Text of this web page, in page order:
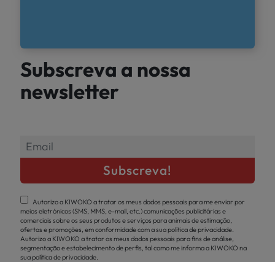
Subscreva a nossa
newsletter
Autorizo a KIWOKO a tratar os meus dados pessoais para me enviar por
meios eletrónicos (SMS, MMS, e-mail, etc.) comunicações publicitárias e
comerciais sobre os seus produtos e serviços para animais de estimação,
ofertas e promoções, em conformidade com a sua política de privacidade.
Autorizo a KIWOKO a tratar os meus dados pessoais para fins de análise,
segmentação e estabelecimento de perfis, tal como me informa a KIWOKO na
sua política de privacidade.